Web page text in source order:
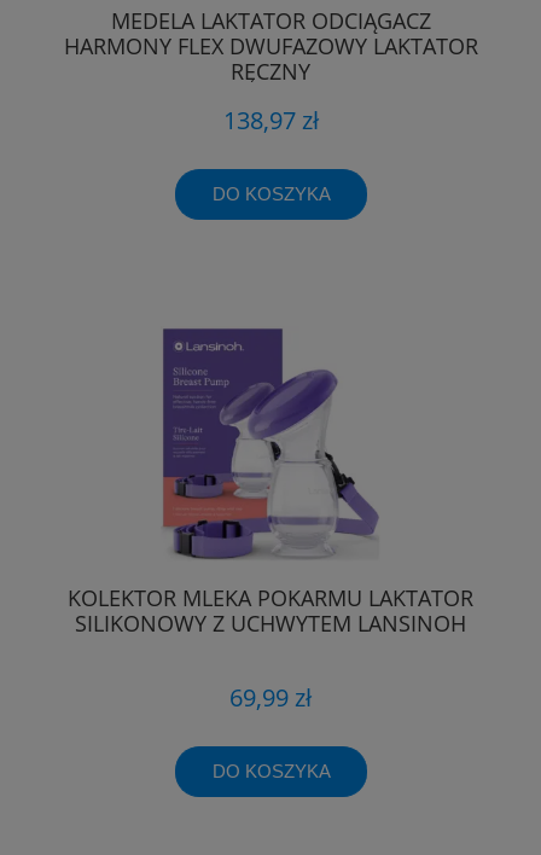
MEDELA LAKTATOR ODCIĄGACZ
HARMONY FLEX DWUFAZOWY LAKTATOR
RĘCZNY
138,97 zł
DO KOSZYKA
KOLEKTOR MLEKA POKARMU LAKTATOR
SILIKONOWY Z UCHWYTEM LANSINOH
69,99 zł
DO KOSZYKA